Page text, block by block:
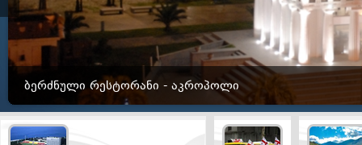
ᲑᲔᲠᲫᲜᲣᲚᲘ ᲠᲔᲡᲢᲝᲠᲐᲜᲘ - ᲐᲙᲠᲝᲞᲝᲚᲘ